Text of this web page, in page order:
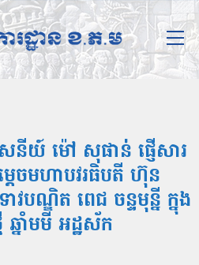
េនីយ៍ ម៉ៅ សុផាន់ ផ្ញើសារ
េចមហាបវរធិបតី ហ៊ុន
ណ្ឌិត ពេជ ចន្ទមុន្នី ក្នុង
នាំមមី អដ្ឋស័ក